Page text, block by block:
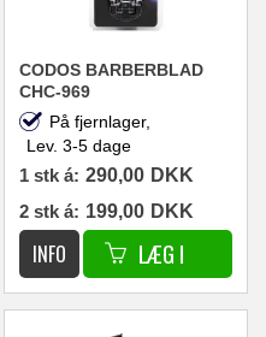
CODOS BARBERBLAD
CHC-969
På fjernlager,
Lev. 3-5 dage
1 stk á: 290,00 DKK
2 stk á: 199,00 DKK